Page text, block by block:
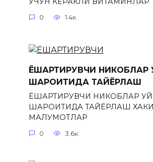
0 1.4к.
ЁШАРТИРУВЧИ НИКОБЛАР
ШАРОИТИДА ТАЙЁРЛАШ
ЁШАРТИРУВЧИ НИКОБЛАР УЙ
ШАРОИТИДА ТАЙЁРЛАШ
МАЛУМОТЛАР
0 3.6к.